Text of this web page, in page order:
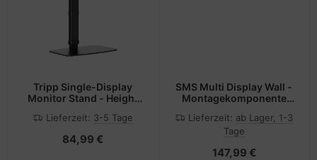
Tripp Single-Display
Monitor Stand - Height
Monitors -
Monitor - Stahl -
Lieferzeit: 3-5 Tage
84,99 €
SMS Multi Display Wall -
Montagekomponente
Lieferzeit: ab Lager, 1-3
Tage
147,99 €